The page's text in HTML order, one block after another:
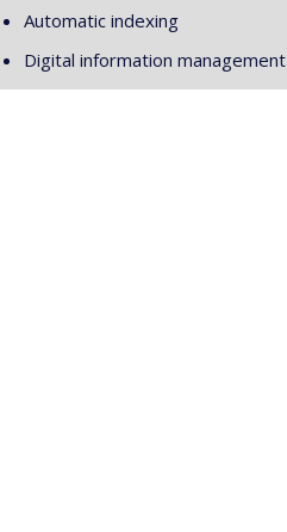
Automatic indexing
Digital information management